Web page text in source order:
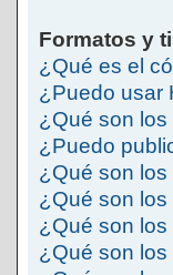
Formatos y
¿Qué es el
¿Puedo usar
¿Qué son
¿Puedo
¿Qué son
¿Qué son
¿Qué son los
¿Qué son